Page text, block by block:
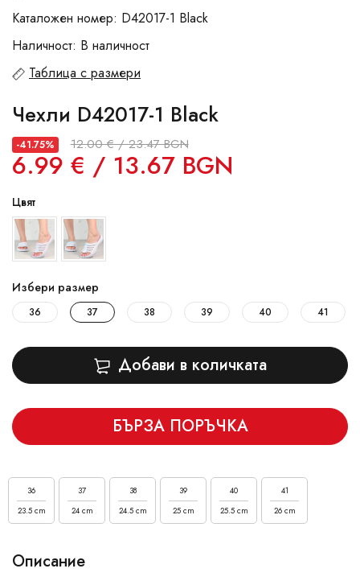
Каталожен номер: D42017-1 Black
Наличност: В наличност
Таблица с размери
Чехли D42017-1 Black
-41.75% 12.00 € / 23.47 BGN
6.99 € / 13.67 BGN
Цвят
Избери размер
36 37 38 39 40 41
Добави в количката
БЪРЗА ПОРЪЧКА
36
23.5 cm
37
24 cm
38
24.5 cm
39
25 cm
40
25.5 cm
41
26 cm
Описание